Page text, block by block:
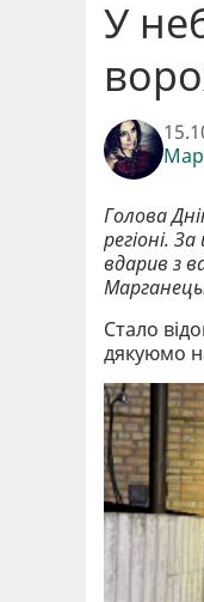
У
Голова
регіоні.
вдарив з
Стало
дякуюмо